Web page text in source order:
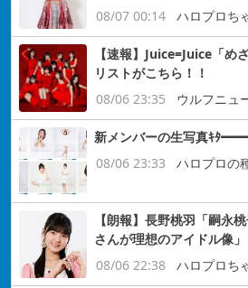
08/07 00:14
ハロプロち
【速報】Juice=Juice「め
リストがこちら！！
08/06 23:35
ウルフニュ
新メンバーの生写真ｷ
08/06 23:33
ハロプロの
【朗報】長野桃羽「嗣永
さんが理想のアイドル像」
08/06 22:38
ハロプロち